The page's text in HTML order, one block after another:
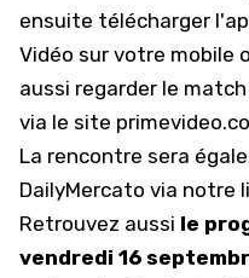
ensuite télécharger
Vidéo sur votre mobile
aussi regarder le
via le site
La rencontre sera
DailyMercato via notre
Retrouvez aussi le
vendredi 16